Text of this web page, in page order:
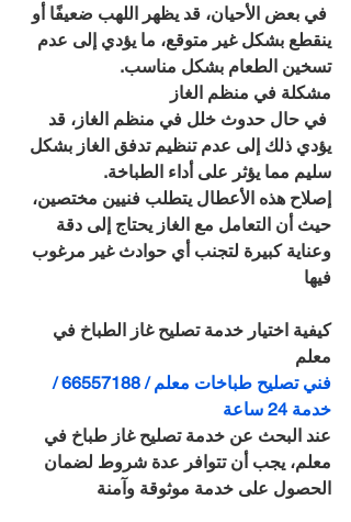
في بعض الأحيان، قد يظهر اللهب ضعيفًا أو
ينقطع بشكل غير متوقع، ما يؤدي إلى عدم
تسخين الطعام بشكل مناسب.
مشكلة في منظم الغاز
في حال حدوث خلل في منظم الغاز، قد
يؤدي ذلك إلى عدم تنظيم تدفق الغاز بشكل
سليم مما يؤثر على أداء الطباخة.
إصلاح هذه الأعطال يتطلب فنيين مختصين،
حيث أن التعامل مع الغاز يحتاج إلى دقة
وعناية كبيرة لتجنب أي حوادث غير مرغوب
فيها
كيفية اختيار خدمة تصليح غاز الطباخ في
معلم
فني تصليح طباخات معلم / 66557188 /
خدمة 24 ساعة
عند البحث عن خدمة تصليح غاز طباخ في
معلم، يجب أن تتوافر عدة شروط لضمان
الحصول على خدمة موثوقة وآمنة